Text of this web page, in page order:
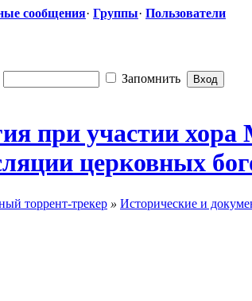
сообщения· Группы· Пользователи
Запомнить
при участии
церковных
торрент-трекер » Исторические и